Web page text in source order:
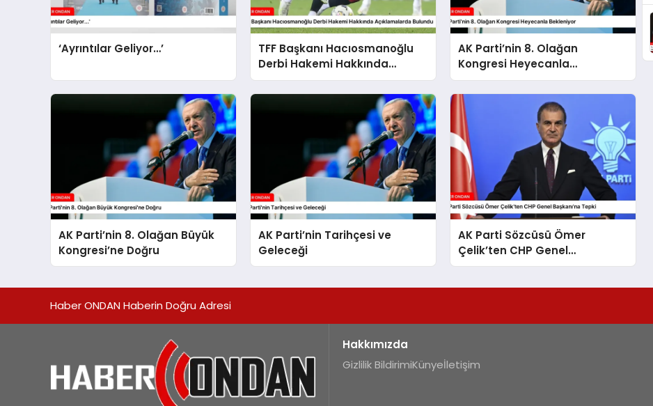
‘Ayrıntılar Geliyor…’
TFF Başkanı Hacıosmanoğlu
Derbi Hakemi Hakkında
Açıklamalarda Bulundu
AK Parti’nin 8. Olağan
Kongresi Heyecanla
Bekleniyor
AK Parti’nin 8. Olağan Büyük
Kongresi’ne Doğru
AK Parti’nin Tarihçesi ve
Geleceği
AK Parti Sözcüsü Ömer
Çelik’ten CHP Genel
Başkanı’na Tepki
Haber ONDAN Haberin Doğru Adresi
Hakkımızda
Gizlilik BildirimiKünyeİletişim